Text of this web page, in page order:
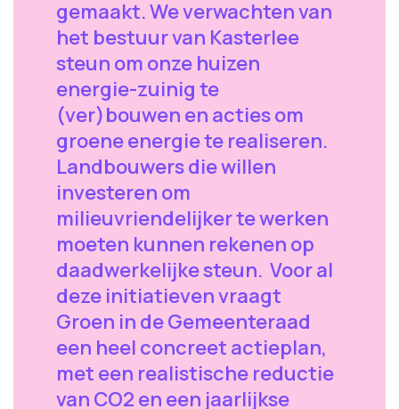
gemaakt. We verwachten van
het bestuur van Kasterlee
steun om onze huizen
energie-zuinig te
(ver)bouwen en acties om
groene energie te realiseren.
Landbouwers die willen
investeren om
milieuvriendelijker te werken
moeten kunnen rekenen op
daadwerkelijke steun. Voor al
deze initiatieven vraagt
Groen in de Gemeenteraad
een heel concreet actieplan,
met een realistische reductie
van CO2 en een jaarlijkse